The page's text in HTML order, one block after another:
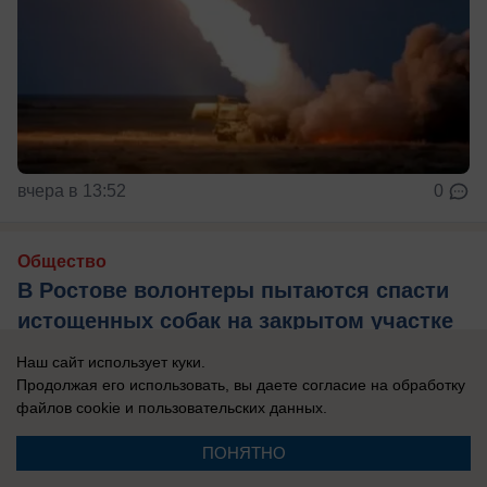
вчера в 13:52 0
Общество
В Ростове волонтеры пытаются спасти
истощенных собак на закрытом участке
— хозяин утверждает, что кормит их
Животные заперты за забором, а
неравнодушные ростовчане вынуждены
перебрасывать им еду и спускать воду в ведрах
Наш сайт использует куки.
Продолжая его использовать, вы даете согласие на обработку
файлов cookie и пользовательских данных.
ПОНЯТНО